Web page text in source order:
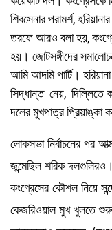
শিবসেনার পরামর্শ,
তরফে আরও বলা হয়,
হয়। জোটসঙ্গীদের
আমি আদমি পার্টি।
সিদ্ধান্ত নেয়, দিল্লিতে
দলের মুখপাত্র প্রিয়াঙ্কা
লোকসভা নির্বাচনের পর
জন্মেছিল শরিক দলগুলিরও।
কংগ্রেসের কৌশল নিয়ে
কেজরিওয়াল মুখ খুলতে